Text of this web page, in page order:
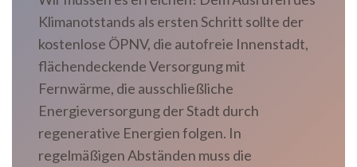
Klimanotstands als ersten Schritt sollte der
kostenlose ÖPNV, die autofreie Innenstadt,
flächendeckende Versorgung mit
Fernwärme, die ausschließliche
Energieversorgung der Stadt durch
regenerative Energien folgen. In
regelmäßigen Abständen muss die